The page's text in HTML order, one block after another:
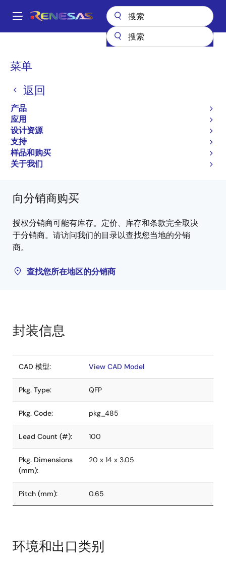
到
Main
菜单
返回
产品
应用
设计资源
支持
样品和购买
关于我们
面
屑
其他 MCU 和 MPU
M306N4FCTFP
M306N4FCTFP
过时
16-bit Microcomputers (Non Promotion)
M16C/6N Group (M16C/6N4) Datasheet
有关 M16C/6N4 的所有信息
向分销商购买
授权分销商可能有库存。定价、库存和条款完全取决
于分销商。请访问我们的目录以查找您当地的分销
商。
查找您所在地区的分销商
封装信息
CAD 模型: View CAD Model
Pkg. Type: QFP
Pkg. Code: pkg_485
Lead Count (#): 100
Pkg. Dimensions
(mm):
20 x 14 x 3.05
Pitch (mm): 0.65
环境和出口类别